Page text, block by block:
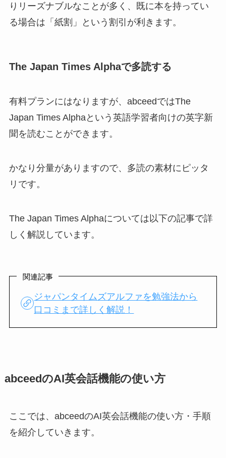
りリーズナブルなことが多く、既に本を持ってい
る場合は「紙割」という割引が利きます。
The Japan Times Alphaで多読する
有料プランにはなりますが、abceedではThe
Japan Times Alphaという英語学習者向けの英字新
聞を読むことができます。
かなり分量がありますので、多読の素材にピッタ
リです。
The Japan Times Alphaについては以下の記事で詳
しく解説しています。
関連記事
ジャパンタイムズアルファを勉強法から
口コミまで詳しく解説！
abceedのAI英会話機能の使い方
ここでは、abceedのAI英会話機能の使い方・手順
を紹介していきます。